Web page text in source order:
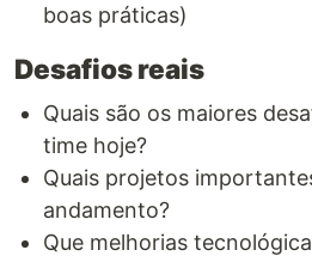
boas práticas)
Desafios reais
Quais são os maiores
time hoje?
Quais projetos
andamento?
Que melhorias